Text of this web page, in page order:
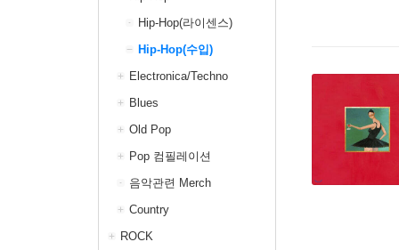
Hip-Hop(라이센스)
Hip-Hop(수입)
Electronica/Techno
Blues
Old Pop
Pop 컴필레이션
음악관련 Merch
Country
ROCK